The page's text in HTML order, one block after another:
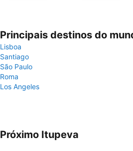
Principais destinos do
Lisboa
Santiago
São Paulo
Roma
Los Angeles
Próximo Itupeva